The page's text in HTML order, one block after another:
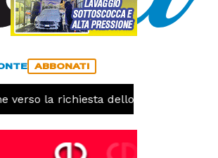
ABBONATI
la richiesta dello stato di